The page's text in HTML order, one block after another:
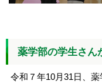
薬学部の学生さん
令和７年10月31日、